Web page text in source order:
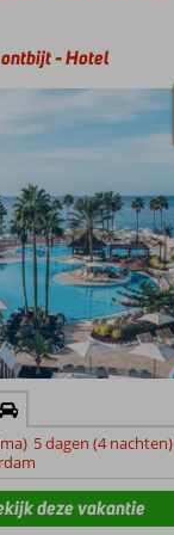
-Hotel
5 dagen (4 nachten)
deze vakantie